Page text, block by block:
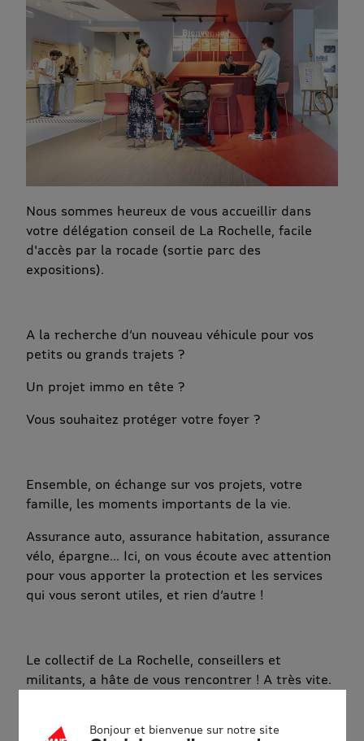
Nous sommes heureux de vous accueillir dans
votre délégation conseil de La Rochelle, facile
d'accès par la rocade (sortie parc des
expositions).
A la recherche d’un nouveau véhicule pour vos
petits ou grands trajets ?
Un projet immo en tête ?
Vous souhaitez protéger votre foyer ?
Ensemble, on échange sur vos projets, votre
famille, les moments importants de la vie.
Assurance auto, assurance habitation, assurance
vélo, épargne... Ici, on vous écoute avec attention
pour vous apporter la protection et les services
qui vous seront utiles, et rien d’autre !
Le collectif de La Rochelle, conseillers et
militants, a hâte de vous rencontrer ! A très vite.
AccessibilitéBonjour et bienvenue sur notre site